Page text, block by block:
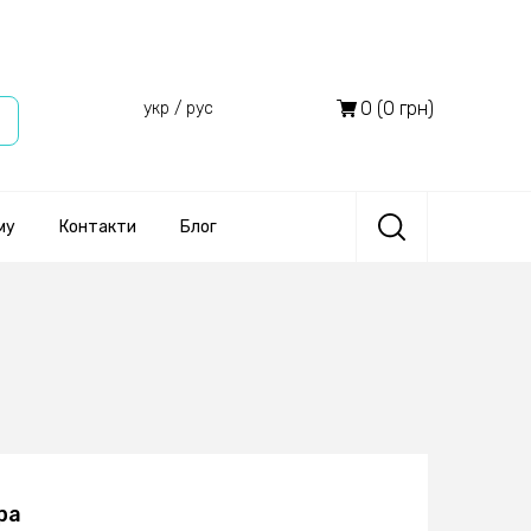
укр / рус 0 (0 грн)
Контакти Блог